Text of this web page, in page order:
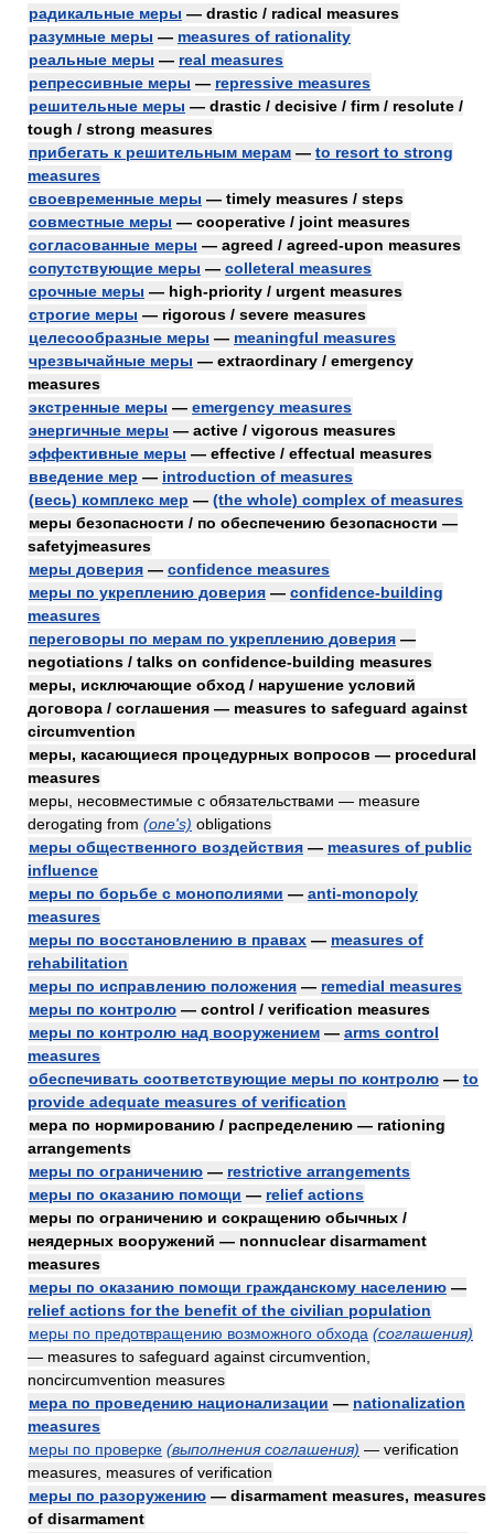
радикальные меры — drastic / radical measures
разумные меры — measures of rationality
реальные меры — real measures
репрессивные меры — repressive measures
решительные меры — drastic / decisive / firm / resolute /
tough / strong measures
прибегать к решительным мерам — to resort to strong
measures
своевременные меры — timely measures / steps
совместные меры — cooperative / joint measures
согласованные меры — agreed / agreed-upon measures
сопутствующие меры — colleteral measures
срочные меры — high-priority / urgent measures
строгие меры — rigorous / severe measures
целесообразные меры — meaningful measures
чрезвычайные меры — extraordinary / emergency
measures
экстренные меры — emergency measures
энергичные меры — active / vigorous measures
эффективные меры — effective / effectual measures
введение мер — introduction of measures
(весь) комплекс мер — (the whole) complex of measures
меры безопасности / по обеспечению безопасности —
safetyjmeasures
меры доверия — confidence measures
меры по укреплению доверия — confidence-building
measures
переговоры по мерам по укреплению доверия —
negotiations / talks on confidence-building measures
меры, исключающие обход / нарушение условий
договора / соглашения — measures to safeguard against
circumvention
меры, касающиеся процедурных вопросов — procedural
measures
меры, несовместимые с обязательствами — measure
derogating from (one's) obligations
меры общественного воздействия — measures of public
influence
меры по борьбе с монополиями — anti-monopoly
measures
меры по восстановлению в правах — measures of
rehabilitation
меры по исправлению положения — remedial measures
меры по контролю — control / verification measures
меры по контролю над вооружением — arms control
measures
обеспечивать соответствующие меры по контролю — to
provide adequate measures of verification
мера по нормированию / распределению — rationing
arrangements
меры по ограничению — restrictive arrangements
меры по оказанию помощи — relief actions
меры по ограничению и сокращению обычных /
неядерных вооружений — nonnuclear disarmament
measures
меры по оказанию помощи гражданскому населению —
relief actions for the benefit of the civilian population
меры по предотвращению возможного обхода (соглашения)
— measures to safeguard against circumvention,
noncircumvention measures
мера по проведению национализации — nationalization
measures
меры по проверке (выполнения соглашения) — verification
measures, measures of verification
меры по разоружению — disarmament measures, measures
of disarmament